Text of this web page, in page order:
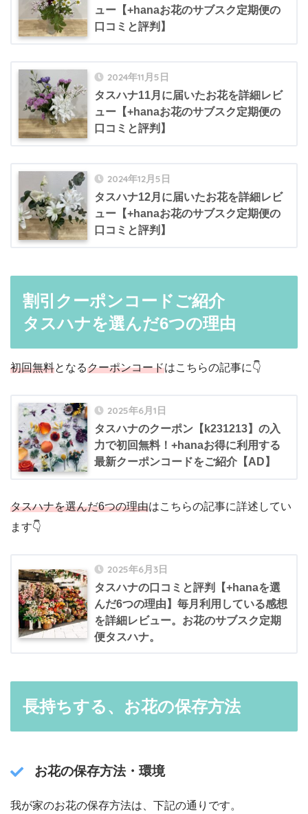
ュー【+hanaお花のサブスク定期便の
口コミと評判】
2024年11月5日
タスハナ11月に届いたお花を詳細レビ
ュー【+hanaお花のサブスク定期便の
口コミと評判】
2024年12月5日
タスハナ12月に届いたお花を詳細レビ
ュー【+hanaお花のサブスク定期便の
口コミと評判】
割引クーポンコードご紹介
タスハナを選んだ6つの理由
初回無料となるクーポンコードはこちらの記事に👇
2025年6月1日
タスハナのクーポン【k231213】の入
力で初回無料！+hanaお得に利用する
最新クーポンコードをご紹介【AD】
タスハナを選んだ6つの理由はこちらの記事に詳述してい
ます👇
2025年6月3日
タスハナの口コミと評判【+hanaを選
んだ6つの理由】毎月利用している感想
を詳細レビュー。お花のサブスク定期
便タスハナ。
長持ちする、お花の保存方法
お花の保存方法・環境
我が家のお花の保存方法は、下記の通りです。